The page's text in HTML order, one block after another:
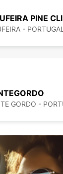
PINE
-
GORDO -